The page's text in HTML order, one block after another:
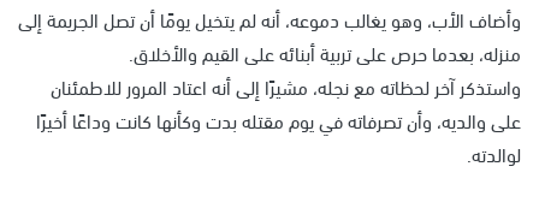
وأضاف الأب، وهو يغالب دموعه، أنه لم يتخيل يومًا أن تصل الجريمة إلى
منزله، بعدما حرص على تربية أبنائه على القيم والأخلاق.
واستذكر آخر لحظاته مع نجله، مشيرًا إلى أنه اعتاد المرور للاطمئنان
على والديه، وأن تصرفاته في يوم مقتله بدت وكأنها كانت وداعًا أخيرًا
لوالدته.